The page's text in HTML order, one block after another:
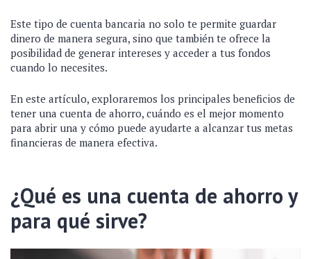
Este tipo de cuenta bancaria no solo te permite guardar
dinero de manera segura, sino que también te ofrece la
posibilidad de generar intereses y acceder a tus fondos
cuando lo necesites.
En este artículo, exploraremos los principales beneficios de
tener una cuenta de ahorro, cuándo es el mejor momento
para abrir una y cómo puede ayudarte a alcanzar tus metas
financieras de manera efectiva.
¿Qué es una cuenta de ahorro y
para qué sirve?